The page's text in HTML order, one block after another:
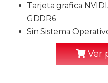
Tarjeta gráfica
GDDR6
Sin Sistema
Ver